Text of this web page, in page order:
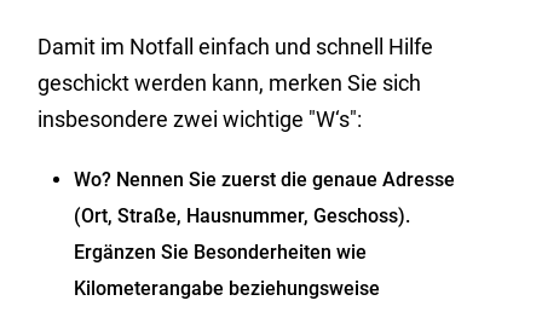
Damit im Notfall einfach und schnell Hilfe
geschickt werden kann, merken Sie sich
insbesondere zwei wichtige "W‘s":
Wo? Nennen Sie zuerst die genaue Adresse
(Ort, Straße, Hausnummer, Geschoss).
Ergänzen Sie Besonderheiten wie
Kilometerangabe beziehungsweise